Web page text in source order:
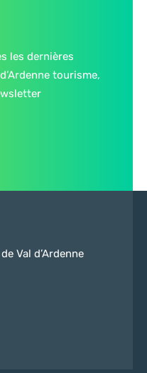
les dernières
tourisme,
Val d’Ardenne